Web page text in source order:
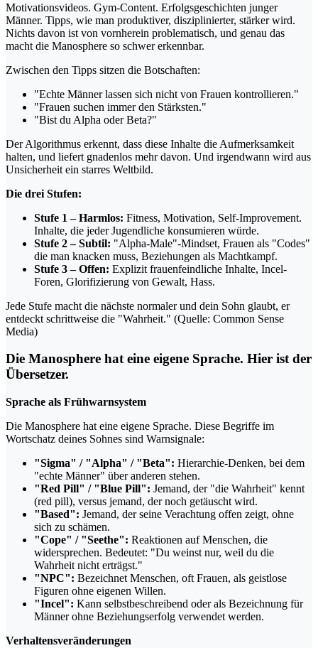
Motivationsvideos. Gym-Content. Erfolgsgeschichten junger
Männer. Tipps, wie man produktiver, disziplinierter, stärker wird.
Nichts davon ist von vornherein problematisch, und genau das
macht die Manosphere so schwer erkennbar.
Zwischen den Tipps sitzen die Botschaften:
"Echte Männer lassen sich nicht von Frauen kontrollieren."
"Frauen suchen immer den Stärksten."
"Bist du Alpha oder Beta?"
Der Algorithmus erkennt, dass diese Inhalte die Aufmerksamkeit
halten, und liefert gnadenlos mehr davon. Und irgendwann wird aus
Unsicherheit ein starres Weltbild.
Die drei Stufen:
Stufe 1 – Harmlos: Fitness, Motivation, Self-Improvement.
Inhalte, die jeder Jugendliche konsumieren würde.
Stufe 2 – Subtil: "Alpha-Male"-Mindset, Frauen als "Codes"
die man knacken muss, Beziehungen als Machtkampf.
Stufe 3 – Offen: Explizit frauenfeindliche Inhalte, Incel-
Foren, Glorifizierung von Gewalt, Hass.
Jede Stufe macht die nächste normaler und dein Sohn glaubt, er
entdeckt schrittweise die "Wahrheit." (Quelle: Common Sense
Media)
Die Manosphere hat eine eigene Sprache. Hier ist der
Übersetzer.
Sprache als Frühwarnsystem
Die Manosphere hat eine eigene Sprache. Diese Begriffe im
Wortschatz deines Sohnes sind Warnsignale:
"Sigma" / "Alpha" / "Beta": Hierarchie-Denken, bei dem
"echte Männer" über anderen stehen.
"Red Pill" / "Blue Pill": Jemand, der "die Wahrheit" kennt
(red pill), versus jemand, der noch getäuscht wird.
"Based": Jemand, der seine Verachtung offen zeigt, ohne
sich zu schämen.
"Cope" / "Seethe": Reaktionen auf Menschen, die
widersprechen. Bedeutet: "Du weinst nur, weil du die
Wahrheit nicht erträgst."
"NPC": Bezeichnet Menschen, oft Frauen, als geistlose
Figuren ohne eigenen Willen.
"Incel": Kann selbstbeschreibend oder als Bezeichnung für
Männer ohne Beziehungserfolg verwendet werden.
Verhaltensveränderungen